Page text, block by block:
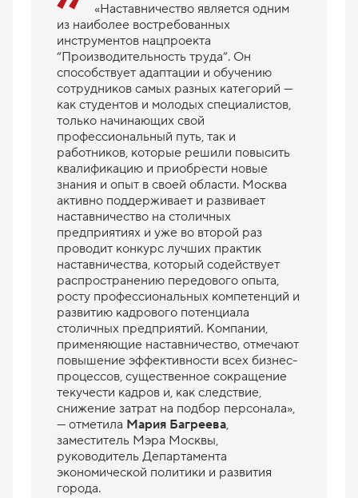
«Наставничество является одним
из наиболее востребованных
инструментов нацпроекта
“Производительность труда”. Он
способствует адаптации и обучению
сотрудников самых разных категорий —
как студентов и молодых специалистов,
только начинающих свой
профессиональный путь, так и
работников, которые решили повысить
квалификацию и приобрести новые
знания и опыт в своей области. Москва
активно поддерживает и развивает
наставничество на столичных
предприятиях и уже во второй раз
проводит конкурс лучших практик
наставничества, который содействует
распространению передового опыта,
росту профессиональных компетенций и
развитию кадрового потенциала
столичных предприятий. Компании,
применяющие наставничество, отмечают
повышение эффективности всех бизнес-
процессов, существенное сокращение
текучести кадров и, как следствие,
снижение затрат на подбор персонала»,
— отметила Мария Багреева,
заместитель Мэра Москвы,
руководитель Департамента
экономической политики и развития
города.